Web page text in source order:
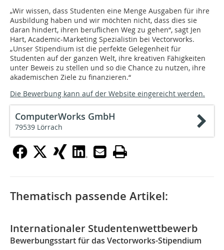
„Wir wissen, dass Studenten eine Menge Ausgaben für ihre
Ausbildung haben und wir möchten nicht, dass dies sie
daran hindert, ihren beruflichen Weg zu gehen“, sagt Jen
Hart, Academic-Marketing Spezialistin bei Vectorworks.
„Unser Stipendium ist die perfekte Gelegenheit für
Studenten auf der ganzen Welt, ihre kreativen Fähigkeiten
unter Beweis zu stellen und so die Chance zu nutzen, ihre
akademischen Ziele zu finanzieren.“
Die Bewerbung kann auf der Website eingereicht werden.
ComputerWorks GmbH
79539 Lörrach
Thematisch passende Artikel:
Internationaler Studentenwettbewerb
Bewerbungsstart für das Vectorworks-Stipendium